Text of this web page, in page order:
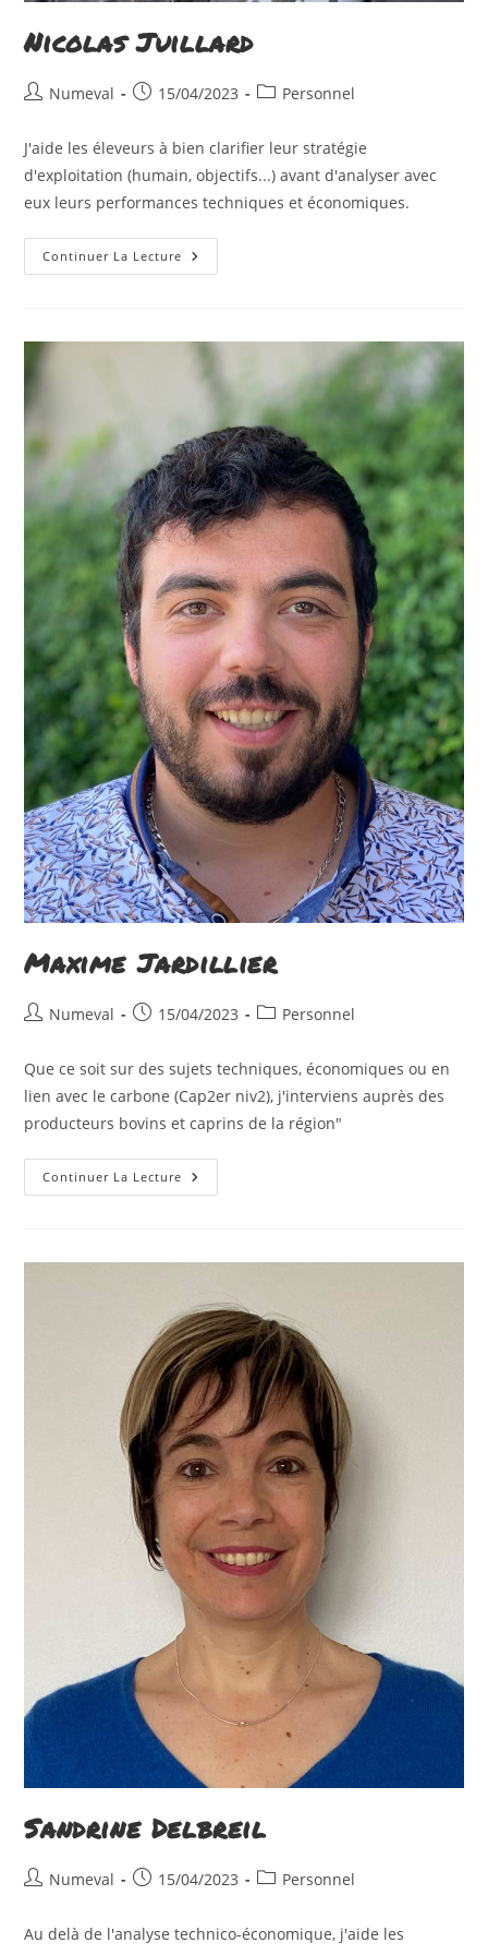
Nicolas Juillard
Auteur/autrice
publication :
Numeval
Publication
15/04/2023
PostPersonnel
J'aide les éleveurs à bien clarifier leur stratégie
d'exploitation (humain, objectifs...) avant d'analyser avec
eux leurs performances techniques et économiques.
Continuer La Lecture Nicolas
Juillard
Maxime Jardillier
Auteur/autrice
la
publication :
Numeval
Publication
15/04/2023
PostPersonnel
Que ce soit sur des sujets techniques, économiques ou en
lien avec le carbone (Cap2er niv2), j'interviens auprès des
producteurs bovins et caprins de la région"
Continuer La Lecture Maxime
Jardillier
Sandrine Delbreil
Auteur/autrice
la
Numeval
Publication
15/04/2023
PostPersonnel
Au delà de l'analyse technico-économique, j'aide les